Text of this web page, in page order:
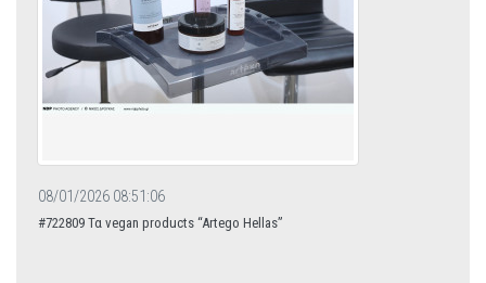
08/01/2026 08:51:06
#722809 Τα vegan products “Artego Hellas”